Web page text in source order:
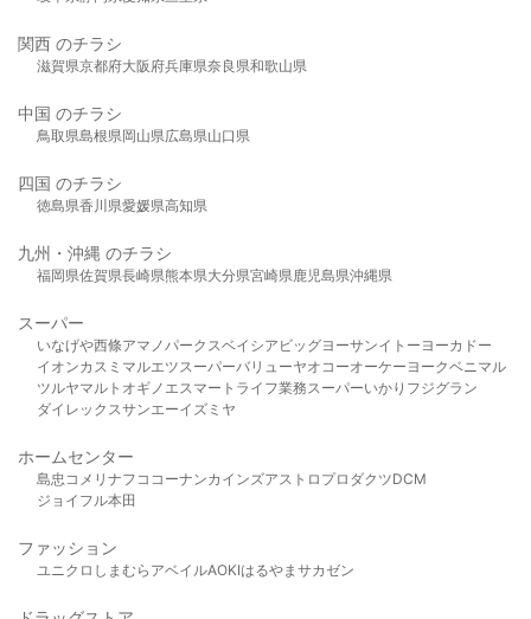
関西 のチラシ
滋賀県京都府大阪府兵庫県奈良県和歌山県
中国 のチラシ
鳥取県島根県岡山県広島県山口県
四国 のチラシ
徳島県香川県愛媛県高知県
九州・沖縄 のチラシ
福岡県佐賀県長崎県熊本県大分県宮崎県鹿児島県沖縄県
スーパー
いなげや西條アマノパークスベイシア ビッグヨーサンイトーヨーカドー
イオンカスミ マルエツスーパーバリューヤオコーオーケー ヨークベニマル
ツルヤマルト オギノ エスマート ライフ業務スーパーいかり フジグラン
ダイレックスサンエーイズミヤ
ホームセンター
島忠 コメリ ナフコ コーナンカインズアストロプロダクツDCM
ジョイフル本田
ファッション
ユニクロ しまむら アベイルAOKIはるやま サカゼン